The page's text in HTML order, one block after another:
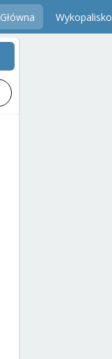
Główna Wykopalisko